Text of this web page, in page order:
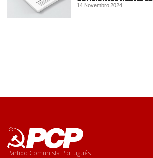
14 Novembro 2024
Partido Comunista Português